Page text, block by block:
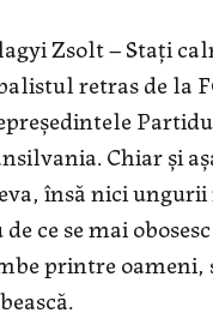
Zsolt – Stați
retras de la
Chiar și
însă nici
ce se mai
printre oameni,